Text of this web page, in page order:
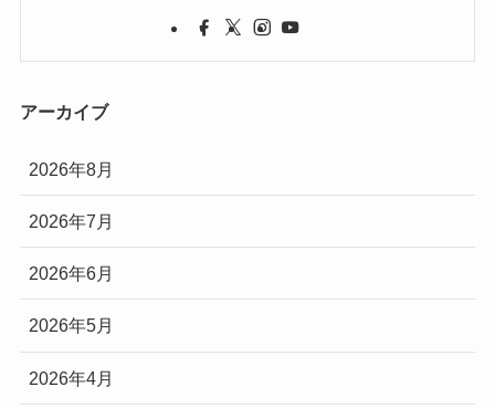
アーカイブ
2026年8月
2026年7月
2026年6月
2026年5月
2026年4月